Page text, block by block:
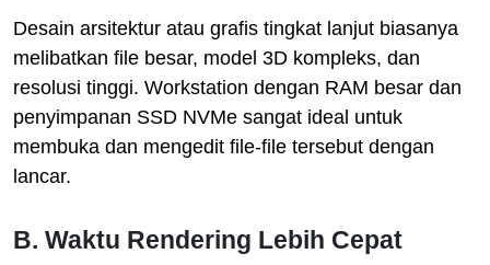
Desain arsitektur atau grafis tingkat lanjut biasanya
melibatkan file besar, model 3D kompleks, dan
resolusi tinggi. Workstation dengan RAM besar dan
penyimpanan SSD NVMe sangat ideal untuk
membuka dan mengedit file-file tersebut dengan
lancar.
B. Waktu Rendering Lebih Cepat